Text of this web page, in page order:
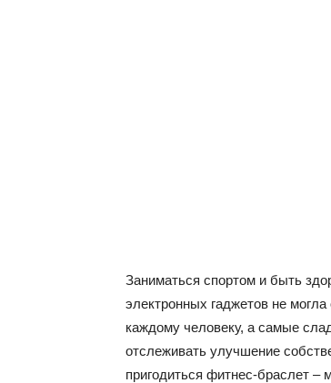
Заниматься спортом и быть
электронных гаджетов не
каждому человеку, а самые
отслеживать улучшение
пригодиться фитнес-браслет